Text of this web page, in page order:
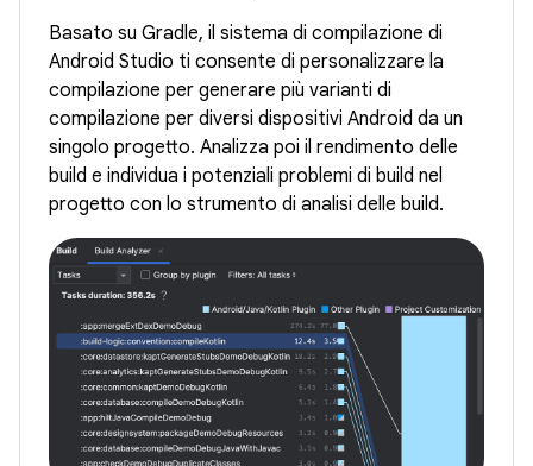
Basato su Gradle, il sistema di compilazione di
Android Studio ti consente di personalizzare la
compilazione per generare più varianti di
compilazione per diversi dispositivi Android da un
singolo progetto. Analizza poi il rendimento delle
build e individua i potenziali problemi di build nel
progetto con lo strumento di analisi delle build.